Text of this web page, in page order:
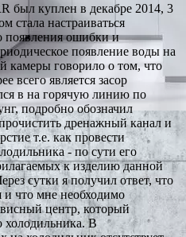
был куплен в декабре 2014, 3
стала настраиваться
появления ошибки и
появление воды на
камеры говорило о том, что
всего является засор
в на горячую линию по
подробно обозначил
дренажный канал и
т.е. как провести
- по сути его
к изделию данной
сутки я получил ответ, что
и что мне необходимо
центр, который
холодильника. В